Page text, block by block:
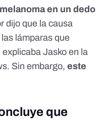
melanoma en un dedo
dijo que la causa
lámparas que
explicaba Jasko en la
Sin embargo, este
que